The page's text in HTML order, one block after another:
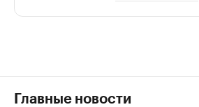
Главные новости